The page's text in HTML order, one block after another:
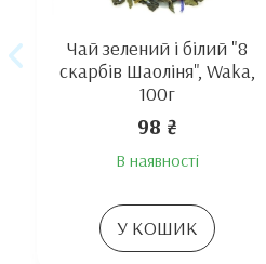
Чай зелений і білий "8
скарбів Шаоліня", Waka,
100г
98 ₴
В наявності
У КОШИК